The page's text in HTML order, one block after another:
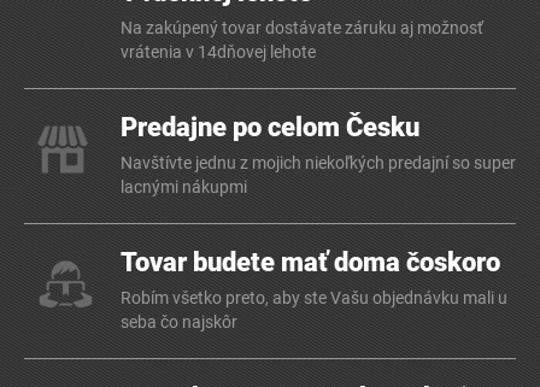
Na zakúpený tovar dostávate záruku aj možnosť
vrátenia v 14dňovej lehote
Predajne po celom Česku
Navštívte jednu z mojich niekoľkých predajní so super
lacnými nákupmi
Tovar budete mať doma čoskoro
Robím všetko preto, aby ste Vašu objednávku mali u
seba čo najskôr